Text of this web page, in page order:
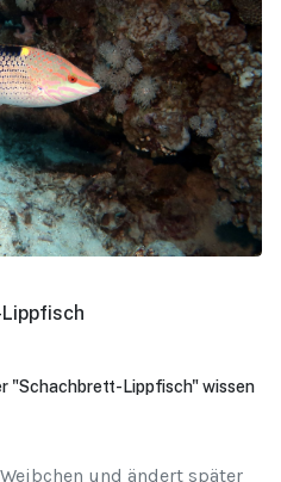
"Schachbrett-Lippfisch" wissen
und ändert später